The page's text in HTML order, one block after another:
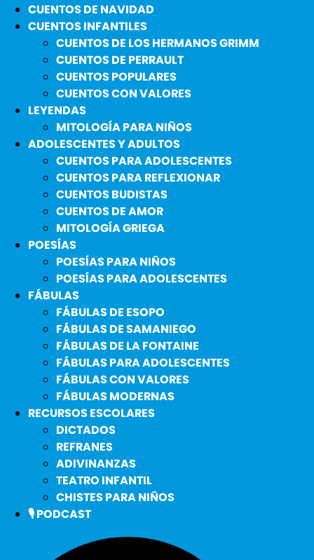
CUENTOS DE NAVIDAD
CUENTOS INFANTILES
CUENTOS DE LOS HERMANOS GRIMM
CUENTOS DE PERRAULT
CUENTOS POPULARES
CUENTOS CON VALORES
LEYENDAS
MITOLOGÍA PARA NIÑOS
ADOLESCENTES Y ADULTOS
CUENTOS PARA ADOLESCENTES
CUENTOS PARA REFLEXIONAR
CUENTOS BUDISTAS
CUENTOS DE AMOR
MITOLOGÍA GRIEGA
POESÍAS
POESÍAS PARA NIÑOS
POESÍAS PARA ADOLESCENTES
FÁBULAS
FÁBULAS DE ESOPO
FÁBULAS DE SAMANIEGO
FÁBULAS DE LA FONTAINE
FÁBULAS PARA ADOLESCENTES
FÁBULAS CON VALORES
FÁBULAS MODERNAS
RECURSOS ESCOLARES
DICTADOS
REFRANES
ADIVINANZAS
TEATRO INFANTIL
CHISTES PARA NIÑOS
🎙️ PODCAST